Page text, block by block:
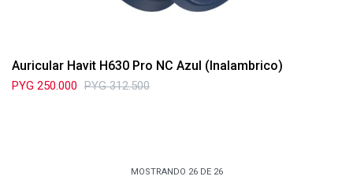
Auricular Havit H630 Pro NC Azul (Inalambrico)
PYG 250.000 PYG 312.500
MOSTRANDO 26DE 26